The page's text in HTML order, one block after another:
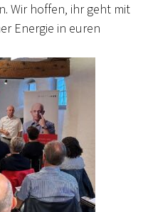
Wir hoffen, ihr geht mit
Energie in euren